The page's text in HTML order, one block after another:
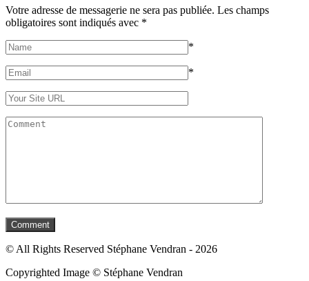
Votre adresse de messagerie ne sera pas publiée. Les champs
obligatoires sont indiqués avec *
*
*
© All Rights Reserved Stéphane Vendran - 2026
Copyrighted Image © Stéphane Vendran